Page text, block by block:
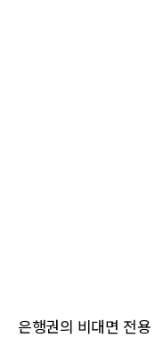
은행권의 비대면 전